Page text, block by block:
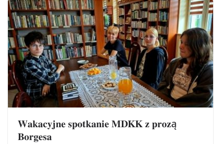
𝐖𝐚𝐤𝐚𝐜𝐲𝐣𝐧𝐞 𝐬𝐩𝐨𝐭𝐤𝐚𝐧𝐢𝐞 𝐌𝐃𝐊𝐊 𝐳 𝐩𝐫𝐨𝐳ą
𝐁𝐨𝐫𝐠𝐞𝐬𝐚